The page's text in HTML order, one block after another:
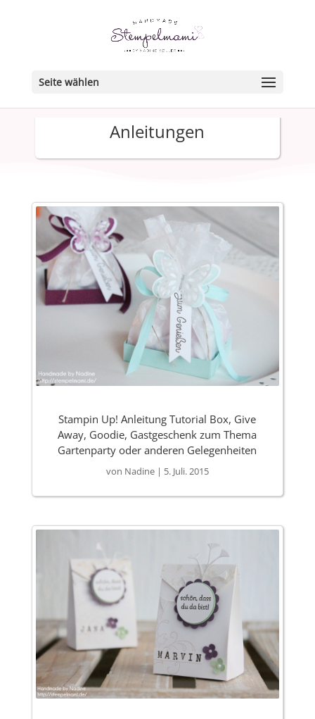
Seite wählen
Anleitungen
Stampin Up! Anleitung Tutorial Box, Give
Away, Goodie, Gastgeschenk zum Thema
Gartenparty oder anderen Gelegenheiten
von Nadine| 5. Juli. 2015